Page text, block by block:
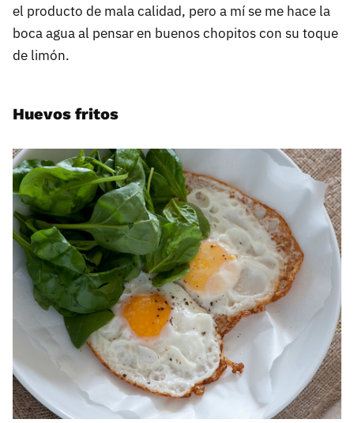
el producto de mala calidad, pero a mí se me hace la
boca agua al pensar en buenos chopitos con su toque
de limón.
Huevos fritos